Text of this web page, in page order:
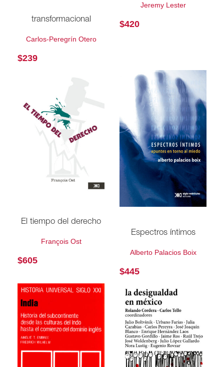
transformacional
Carlos-Peregrín Otero
$239
Jeremy Lester
$420
El tiempo del derecho
François Ost
$605
Espectros íntimos
Alberto Palacios Boix
$445